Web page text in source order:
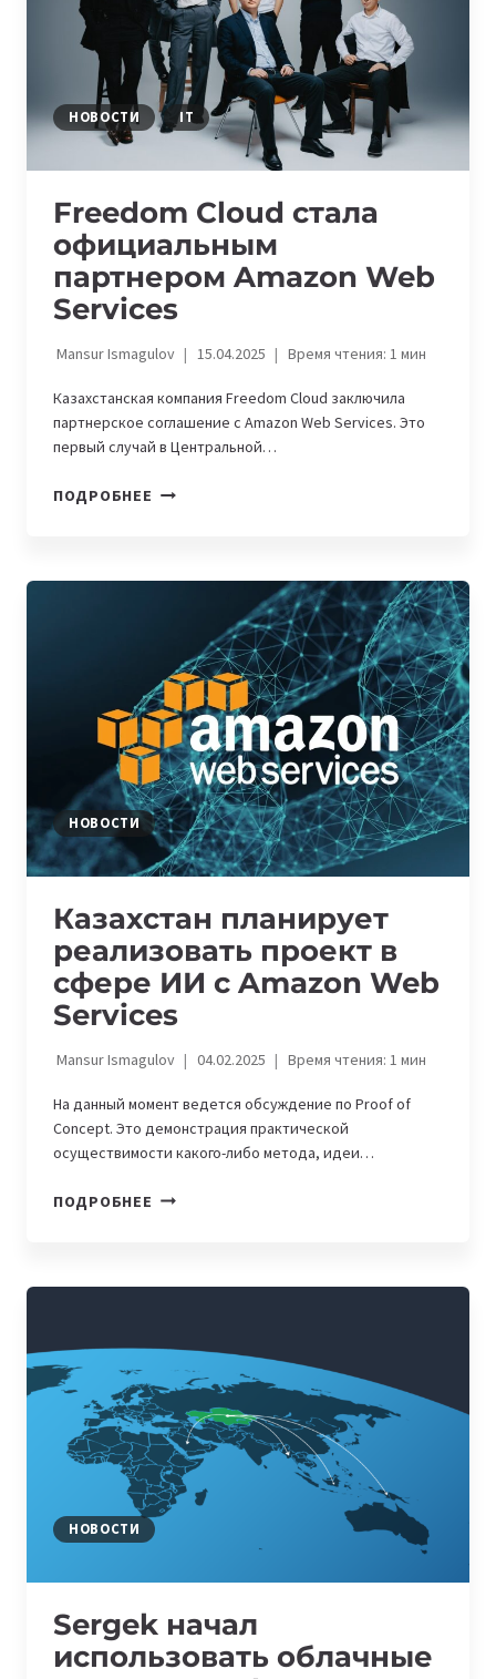
НОВОСТИ IT
Freedom Cloud стала
официальным
партнером Amazon Web
Services
Mansur Ismagulov 15.04.2025 Время чтения: 1мин
Казахстанская компания Freedom Cloud заключила
партнерское соглашение с Amazon Web Services. Это
первый случай в Центральной…
ПОДРОБНЕЕ FREEDOM
SERVICES
НОВОСТИ
Казахстан планирует
реализовать проект в
сфере ИИ с Amazon Web
Services
Mansur Ismagulov 04.02.2025 Время чтения: 1мин
На данный момент ведется обсуждение по Proof of
Concept. Это демонстрация практической
осуществимости какого-либо метода, идеи…
ПОДРОБНЕЕ КАЗАХСТАН
ИИ
AMAZON
WEB
SERVICES
НОВОСТИ
Sergek начал
использовать облачные